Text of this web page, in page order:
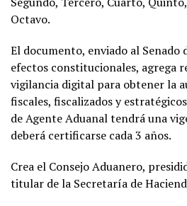
Octavo.
El documento, enviado al Senado
efectos constitucionales, agrega
vigilancia digital para obtener la
fiscales, fiscalizados y
de Agente Aduanal tendrá una
deberá certificarse cada 3 años.
Crea el Consejo Aduanero,
titular de la Secretaría de